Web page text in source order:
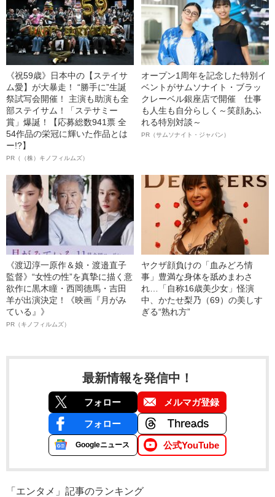
《祝59歳》日本中の【ステイサ
ム愛】が大暴走！ “勝手に”生誕
祭試写会開催！ 主演も助演も全
部ステイサム！「ステサミー
賞」爆誕！【応募総数941票 全
54作品の栄冠に輝いた作品とは
ー!?】
PR（（株）キノフィルムズ）
オープン1周年を記念した特別イ
ベントがサムソナイト・ブラッ
クレーベル銀座店で開催 仕事
も人生も自分らしく～笑顔あふ
れる特別対談～
PR（サムソナイト・ジャパン）
《渡辺淳一原作＆娘・渡邉直子
監督》“女性の性”を真摯に描く意
欲作に黒木瞳・西岡德馬・吉田
羊が出演決定！《映画『月がみ
ている』》
PR（キノフィルムズ）
ヤクザ顔負けの「血みどろ情
事」豊満な身体を舐めまわさ
れ…「自称16歳美少女」怪演
中、かたせ梨乃（69）の美しす
ぎる“熟れ方”
最新情報を発信中！
フォロー メルマガ登録
フォロー
Googleニュース 公式YouTube
「エンタメ」記事のランキング